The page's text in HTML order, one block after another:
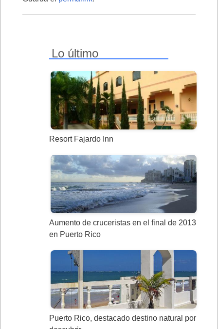
Lo último
Resort Fajardo Inn
Aumento de cruceristas en el final de 2013
en Puerto Rico
Puerto Rico, destacado destino natural por